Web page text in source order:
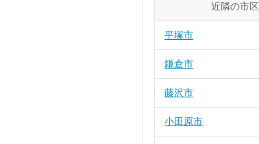
近隣の市区
平塚市
鎌倉市
藤沢市
小田原市